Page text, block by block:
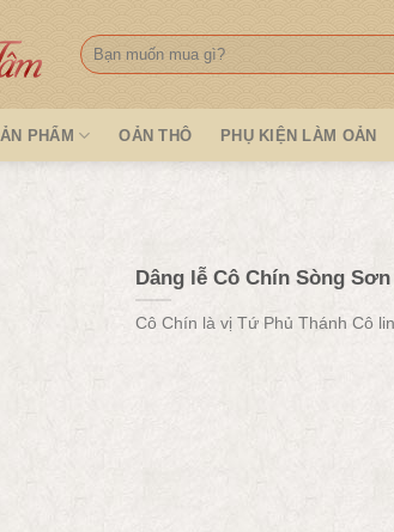
Tìm
kiếm:
PHẨM OẢN THÔ PHỤ KIỆN LÀM OẢN
Dâng lễ Cô Chín Sòng
Cô Chín là vị Tứ Phủ Thánh Cô